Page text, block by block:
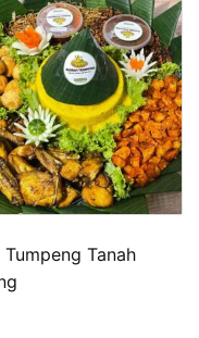
Tumpeng Tanah